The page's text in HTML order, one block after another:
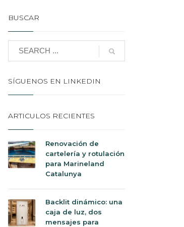
BUSCAR
SÍGUENOS EN LINKEDIN
ARTICULOS RECIENTES
Renovación de
cartelería y rotulación
para Marineland
Catalunya
Backlit dinámico: una
caja de luz, dos
mensajes para